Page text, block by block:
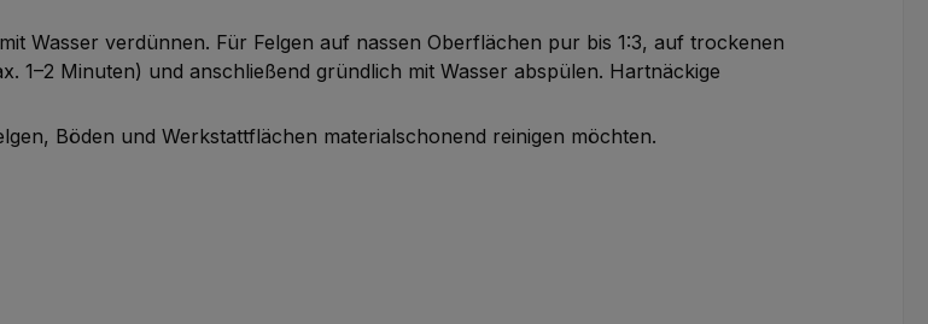
Wasser verdünnen. Für Felgen auf nassen Oberflächen pur bis 1:3, auf trockenen
1–2 Minuten) und anschließend gründlich mit Wasser abspülen. Hartnäckige
Böden und Werkstattflächen materialschonend reinigen möchten.